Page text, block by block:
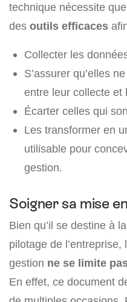
technique nécessite
des outils efficaces
Collecter les
S’assurer qu’elles
entre leur collecte et
Écarter celles qui
Les transformer en
utilisable pour
gestion.
Soigner sa mise
Bien qu’il se destine à
pilotage de
gestion ne se limite
En effet, ce document